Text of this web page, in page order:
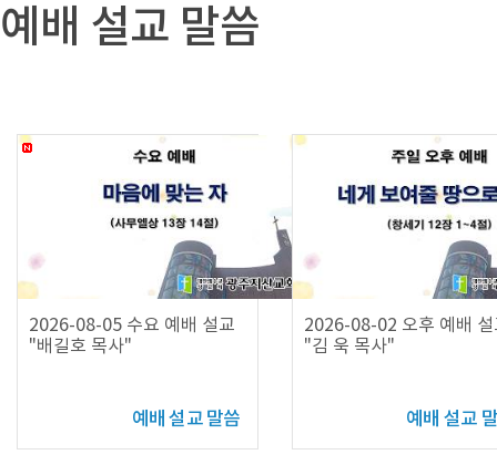
예배 설교 말씀
예배 설교 말씀
2026-08-05 수요 예배 설교
"배길호 목사"
예배 설교
2026-08-02 오후 예배 설
"김 욱 목사"